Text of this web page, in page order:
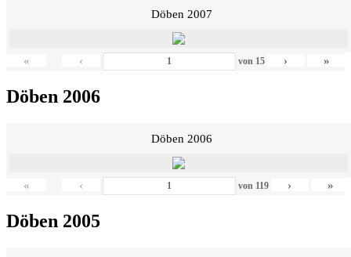
Döben 2007
« ‹ von 15 › »
Döben 2006
Döben 2006
« ‹ von 119 › »
Döben 2005